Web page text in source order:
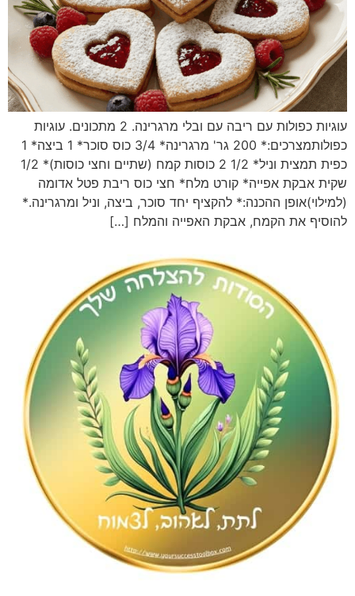
עוגיות כפולות עם ריבה עם ובלי מרגרינה. 2 מתכונים. עוגיות
כפולותמצרכים:* 200 גר' מרגרינה* 3/4 כוס סוכר* 1 ביצה* 1
כפית תמצית וניל* 1/2 2 כוסות קמח (שתיים וחצי כוסות)* 1/2
אפייה* קורט מלח* חצי כוס ריבת פטל אדומה
ההכנה:* להקציף יחד סוכר, ביצה, וניל ומרגרינה.*
את הקמח, אבקת האפייה והמלח […]